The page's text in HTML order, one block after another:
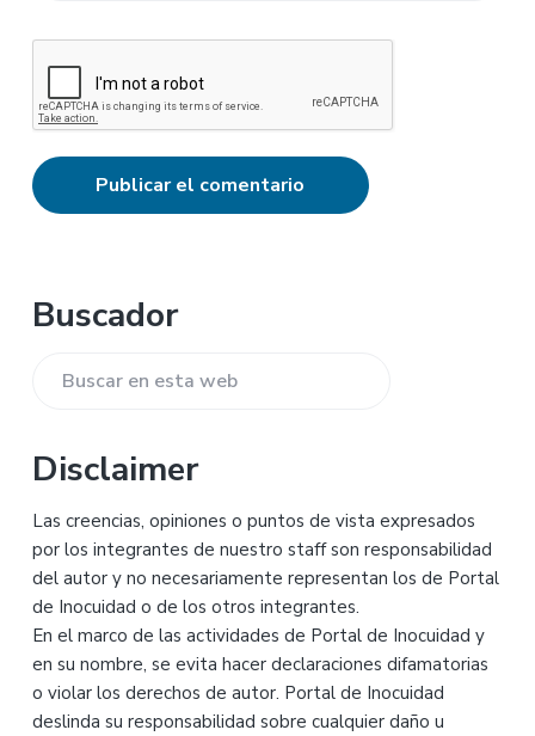
Barra
lateral
Buscador
Buscar
esta
web
Disclaimer
Las creencias, opiniones o puntos de vista expresados
por los integrantes de nuestro staff son responsabilidad
del autor y no necesariamente representan los de Portal
de Inocuidad o de los otros integrantes.
En el marco de las actividades de Portal de Inocuidad y
en su nombre, se evita hacer declaraciones difamatorias
o violar los derechos de autor. Portal de Inocuidad
deslinda su responsabilidad sobre cualquier daño u